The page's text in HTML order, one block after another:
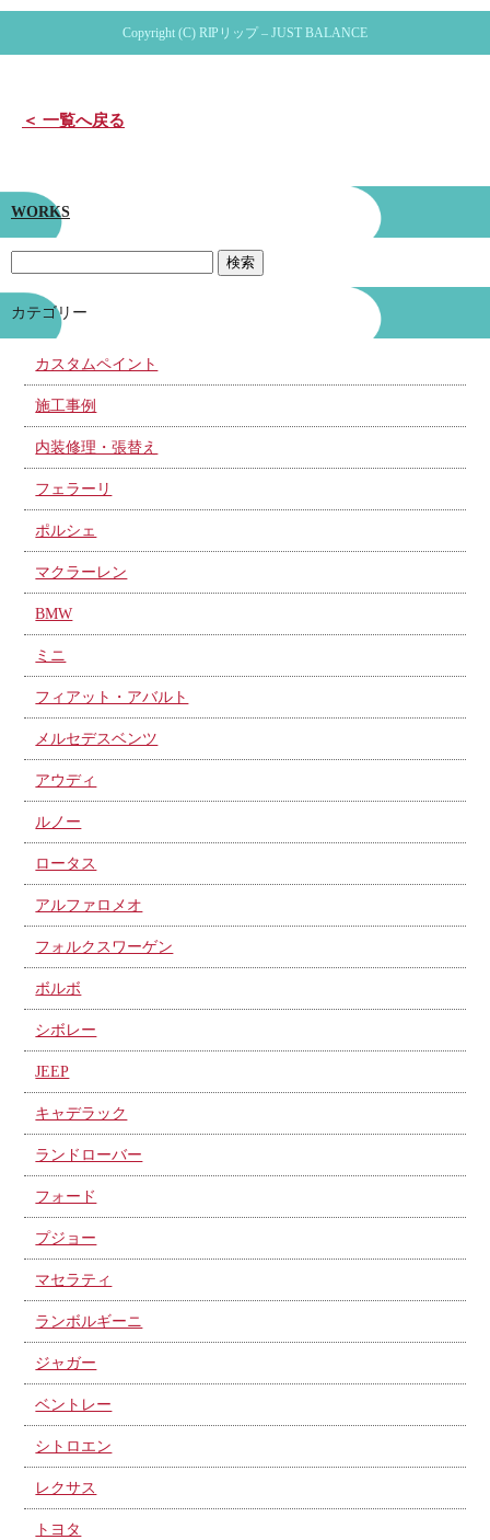
Copyright (C) RIPリップ – JUST BALANCE
＜ 一覧へ戻る
WORKS
カテゴリー
カスタムペイント
施工事例
内装修理・張替え
フェラーリ
ポルシェ
マクラーレン
BMW
ミニ
フィアット・アバルト
メルセデスベンツ
アウディ
ルノー
ロータス
アルファロメオ
フォルクスワーゲン
ボルボ
シボレー
JEEP
キャデラック
ランドローバー
フォード
プジョー
マセラティ
ランボルギーニ
ジャガー
ベントレー
シトロエン
レクサス
トヨタ